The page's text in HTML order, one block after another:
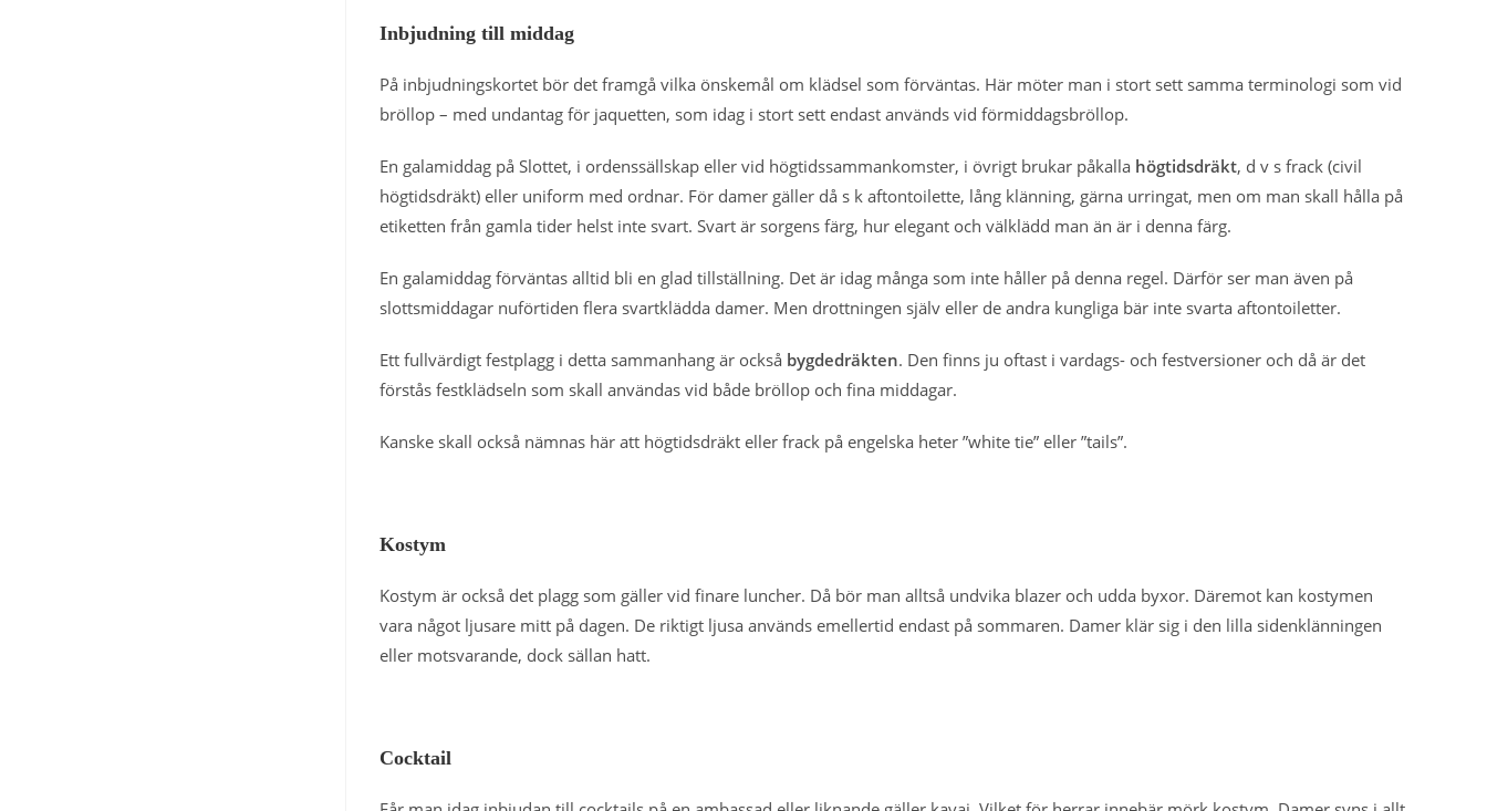
Inbjudning till middag
På inbjudningskortet bör det framgå vilka önskemål om klädsel som förväntas. Här möter man i stort sett samma terminologi som vid
bröllop – med undantag för jaquetten, som idag i stort sett endast används vid förmiddagsbröllop.
En galamiddag på Slottet, i ordenssällskap eller vid högtidssammankomster, i övrigt brukar påkalla högtidsdräkt, d v s frack (civil
högtidsdräkt) eller uniform med ordnar. För damer gäller då s k aftontoilette, lång klänning, gärna urringat, men om man skall hålla på
etiketten från gamla tider helst inte svart. Svart är sorgens färg, hur elegant och välklädd man än är i denna färg.
En galamiddag förväntas alltid bli en glad tillställning. Det är idag många som inte håller på denna regel. Därför ser man även på
slottsmiddagar nuförtiden flera svartklädda damer. Men drottningen själv eller de andra kungliga bär inte svarta aftontoiletter.
Ett fullvärdigt festplagg i detta sammanhang är också bygdedräkten. Den finns ju oftast i vardags- och festversioner och då är det
förstås festklädseln som skall användas vid både bröllop och fina middagar.
Kanske skall också nämnas här att högtidsdräkt eller frack på engelska heter ”white tie” eller ”tails”.
Kostym
Kostym är också det plagg som gäller vid finare luncher. Då bör man alltså undvika blazer och udda byxor. Däremot kan kostymen
vara något ljusare mitt på dagen. De riktigt ljusa används emellertid endast på sommaren. Damer klär sig i den lilla sidenklänningen
eller motsvarande, dock sällan hatt.
Cocktail